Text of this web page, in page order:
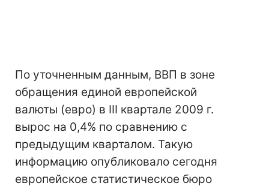
По уточненным данным, ВВП в зоне
обращения единой европейской
валюты (евро) в III квартале 2009 г.
вырос на 0,4% по сравнению с
предыдущим кварталом. Такую
информацию опубликовало сегодня
европейское статистическое бюро